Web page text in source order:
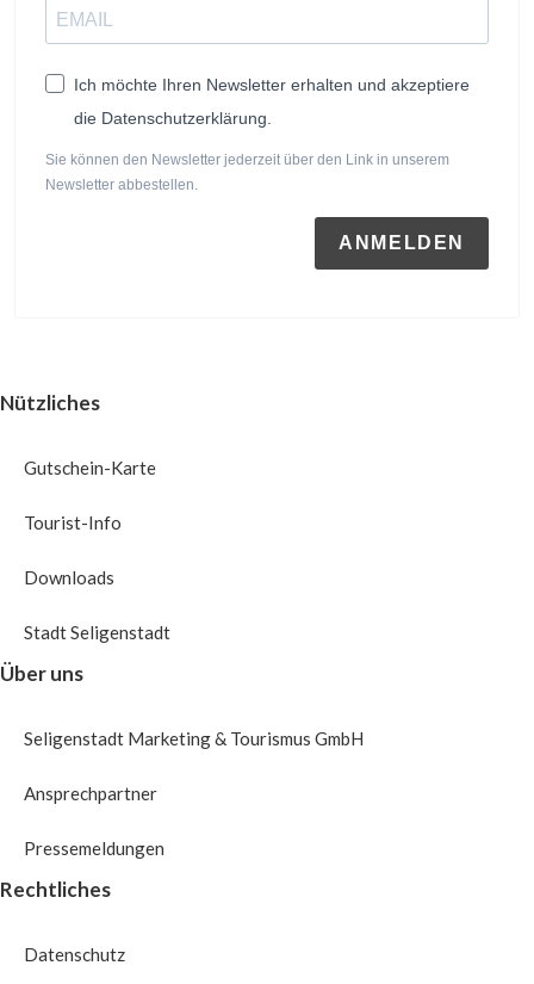
Ich möchte Ihren Newsletter erhalten und akzeptiere
die Datenschutzerklärung.
Sie können den Newsletter jederzeit über den Link in unserem
Newsletter abbestellen.
ANMELDEN
Nützliches
Gutschein-Karte
Tourist-Info
Downloads
Stadt Seligenstadt
Über uns
Seligenstadt Marketing & Tourismus GmbH
Ansprechpartner
Pressemeldungen
Rechtliches
Datenschutz